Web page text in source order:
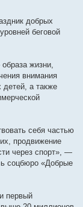
добрых
беговой
жизни,
внимания
а также
себя частью
продвижение
через спорт», —
соцбюро «Добрые
первый